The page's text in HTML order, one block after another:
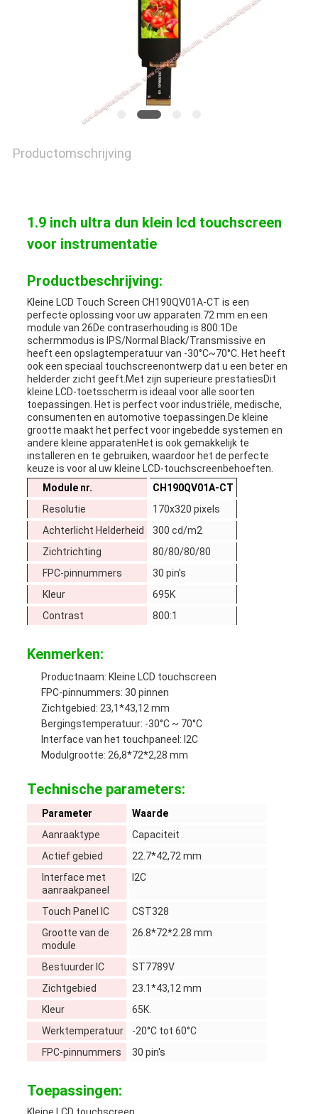
Productomschrijving
1.9 inch ultra dun klein lcd touchscreen
voor instrumentatie
Productbeschrijving:
Kleine LCD Touch Screen CH190QV01A-CT is een
perfecte oplossing voor uw apparaten.72 mm en een
module van 26De contraserhouding is 800:1De
schermmodus is IPS/Normal Black/Transmissive en
heeft een opslagtemperatuur van -30°C~70°C. Het heeft
ook een speciaal touchscreenontwerp dat u een beter en
helderder zicht geeft.Met zijn superieure prestatiesDit
kleine LCD-toetsscherm is ideaal voor alle soorten
toepassingen. Het is perfect voor industriële, medische,
consumenten en automotive toepassingen.De kleine
grootte maakt het perfect voor ingebedde systemen en
andere kleine apparatenHet is ook gemakkelijk te
installeren en te gebruiken, waardoor het de perfecte
keuze is voor al uw kleine LCD-touchscreenbehoeften.
Module nr.
CH190QV01A-CT
Resolutie
170x320 pixels
Achterlicht Helderheid
300 cd/m2
Zichtrichting
80/80/80/80
FPC-pinnummers
30 pin's
Kleur
695K
Contrast
800:1
Kenmerken:
Productnaam: Kleine LCD touchscreen
FPC-pinnummers: 30 pinnen
Zichtgebied: 23,1*43,12 mm
Bergingstemperatuur: -30°C ~ 70°C
Interface van het touchpaneel: I2C
Modulgrootte: 26,8*72*2,28 mm
Technische parameters:
Parameter
Waarde
Aanraaktype
Capaciteit
Actief gebied
22.7*42,72 mm
Interface met
aanraakpaneel
I2C
Touch Panel IC
CST328
Grootte van de
module
26.8*72*2.28 mm
Bestuurder IC
ST7789V
Zichtgebied
23.1*43,12 mm
Kleur
65K.
Werktemperatuur
-20°C tot 60°C
FPC-pinnummers
30 pin's
Toepassingen: